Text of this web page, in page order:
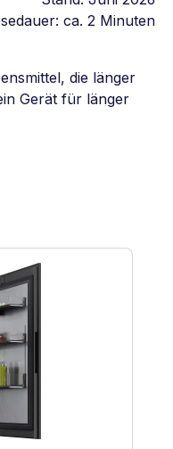
ca. 2 Minuten
die länger
Gerät für länger
anzeigen
bis niedrigste